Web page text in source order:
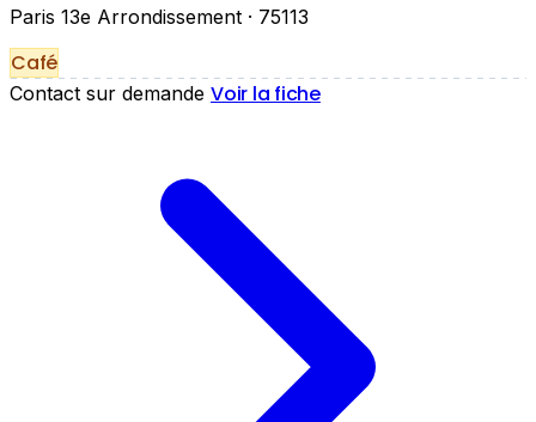
Paris 13e Arrondissement · 75113
Café
Contact sur demande Voir la fiche